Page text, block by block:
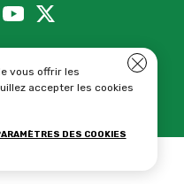
vous offrir les
accepter les cookies
DES COOKIES
Close